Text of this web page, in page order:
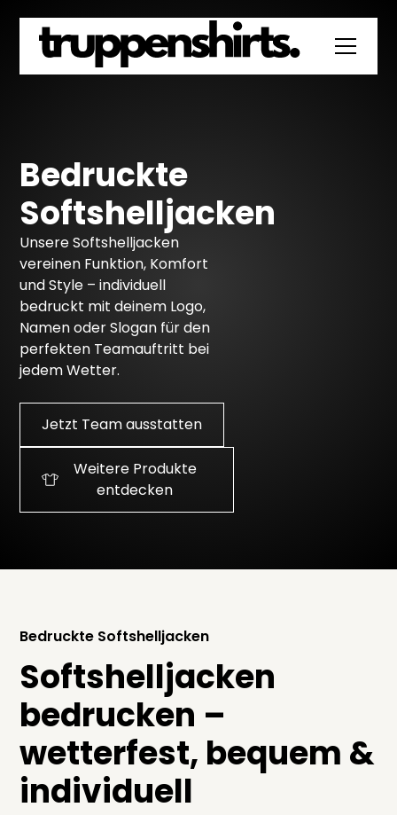
Bedruckte
Softshelljacken
Unsere Softshelljacken
vereinen Funktion, Komfort
und Style – individuell
bedruckt mit deinem Logo,
Namen oder Slogan für den
perfekten Teamauftritt bei
jedem Wetter.
Jetzt Team ausstatten
Weitere Produkte
entdecken
Bedruckte Softshelljacken
Softshelljacken
bedrucken –
wetterfest, bequem &
individuell